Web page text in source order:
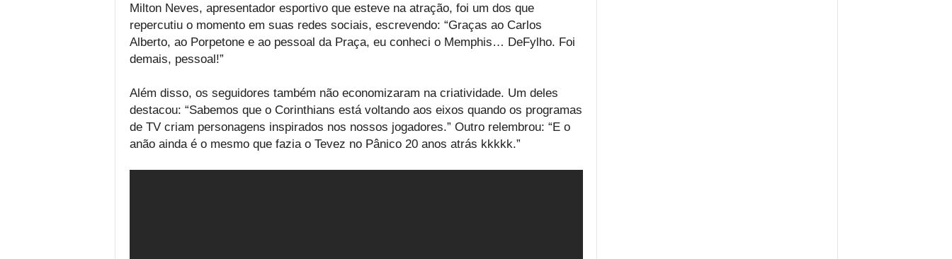
Milton Neves, apresentador esportivo que esteve na atração, foi um dos que
repercutiu o momento em suas redes sociais, escrevendo: “Graças ao Carlos
Alberto, ao Porpetone e ao pessoal da Praça, eu conheci o Memphis… DeFylho. Foi
demais, pessoal!”
Além disso, os seguidores também não economizaram na criatividade. Um deles
destacou: “Sabemos que o Corinthians está voltando aos eixos quando os programas
de TV criam personagens inspirados nos nossos jogadores.” Outro relembrou: “E o
anão ainda é o mesmo que fazia o Tevez no Pânico 20 anos atrás kkkkk.”